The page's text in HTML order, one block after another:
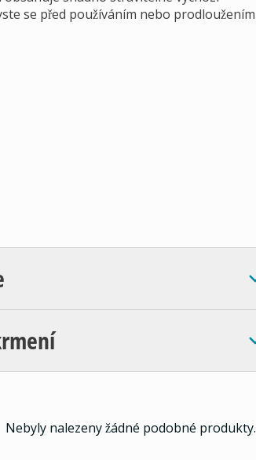
se před používáním nebo prodloužením
Nebyly nalezeny žádné podobné produkty.